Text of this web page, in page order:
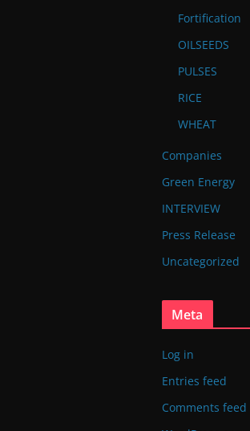
Fortification
OILSEEDS
PULSES
RICE
WHEAT
Companies
Green Energy
INTERVIEW
Press Release
Uncategorized
Meta
Log in
Entries feed
Comments feed